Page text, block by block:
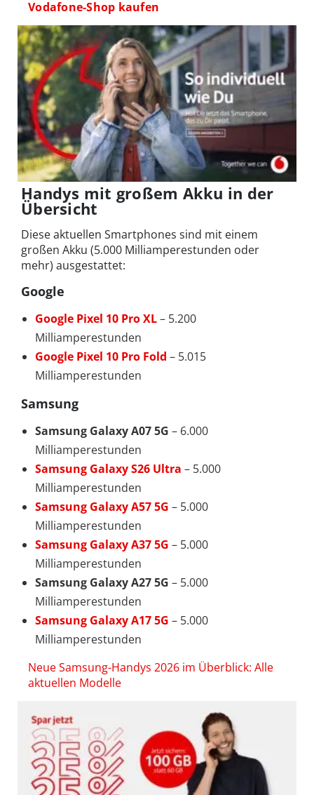
Vodafone-Shop kaufen
Handys mit großem Akku in der
Übersicht
Diese aktuellen Smartphones sind mit einem
großen Akku (5.000 Milliamperestunden oder
mehr) ausgestattet:
Google
Google Pixel 10 Pro XL– 5.200
Milliamperestunden
Google Pixel 10 Pro Fold – 5.015
Milliamperestunden
Samsung
Samsung Galaxy A07 5G – 6.000
Milliamperestunden
Samsung Galaxy S26 Ultra – 5.000
Milliamperestunden
Samsung Galaxy A57 5G – 5.000
Milliamperestunden
Samsung Galaxy A37 5G – 5.000
Milliamperestunden
Samsung Galaxy A27 5G – 5.000
Milliamperestunden
Samsung Galaxy A17 5G – 5.000
Milliamperestunden
Neue Samsung-Handys 2026 im Überblick: Alle
aktuellen Modelle